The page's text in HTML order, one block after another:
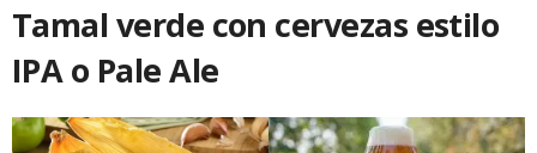
Tamal verde con cervezas estilo
IPA o Pale Ale